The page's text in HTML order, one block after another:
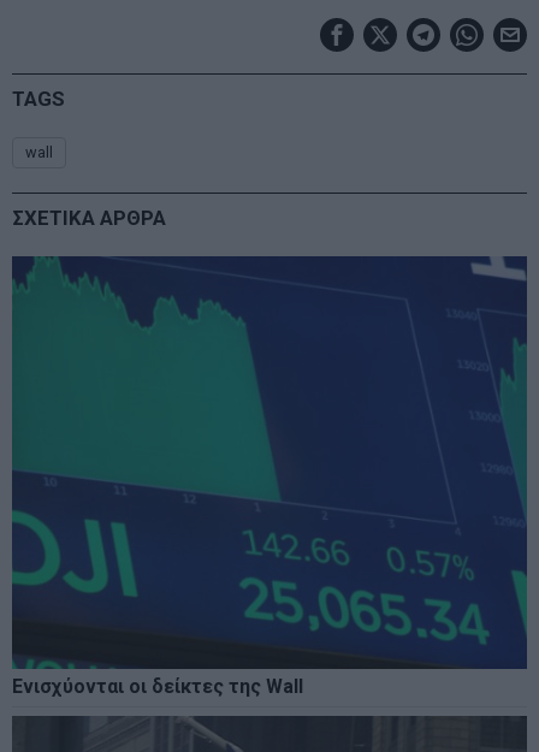
TAGS
wall
ΣΧΕΤΙΚΑ ΑΡΘΡΑ
Ενισχύονται οι δείκτες της Wall